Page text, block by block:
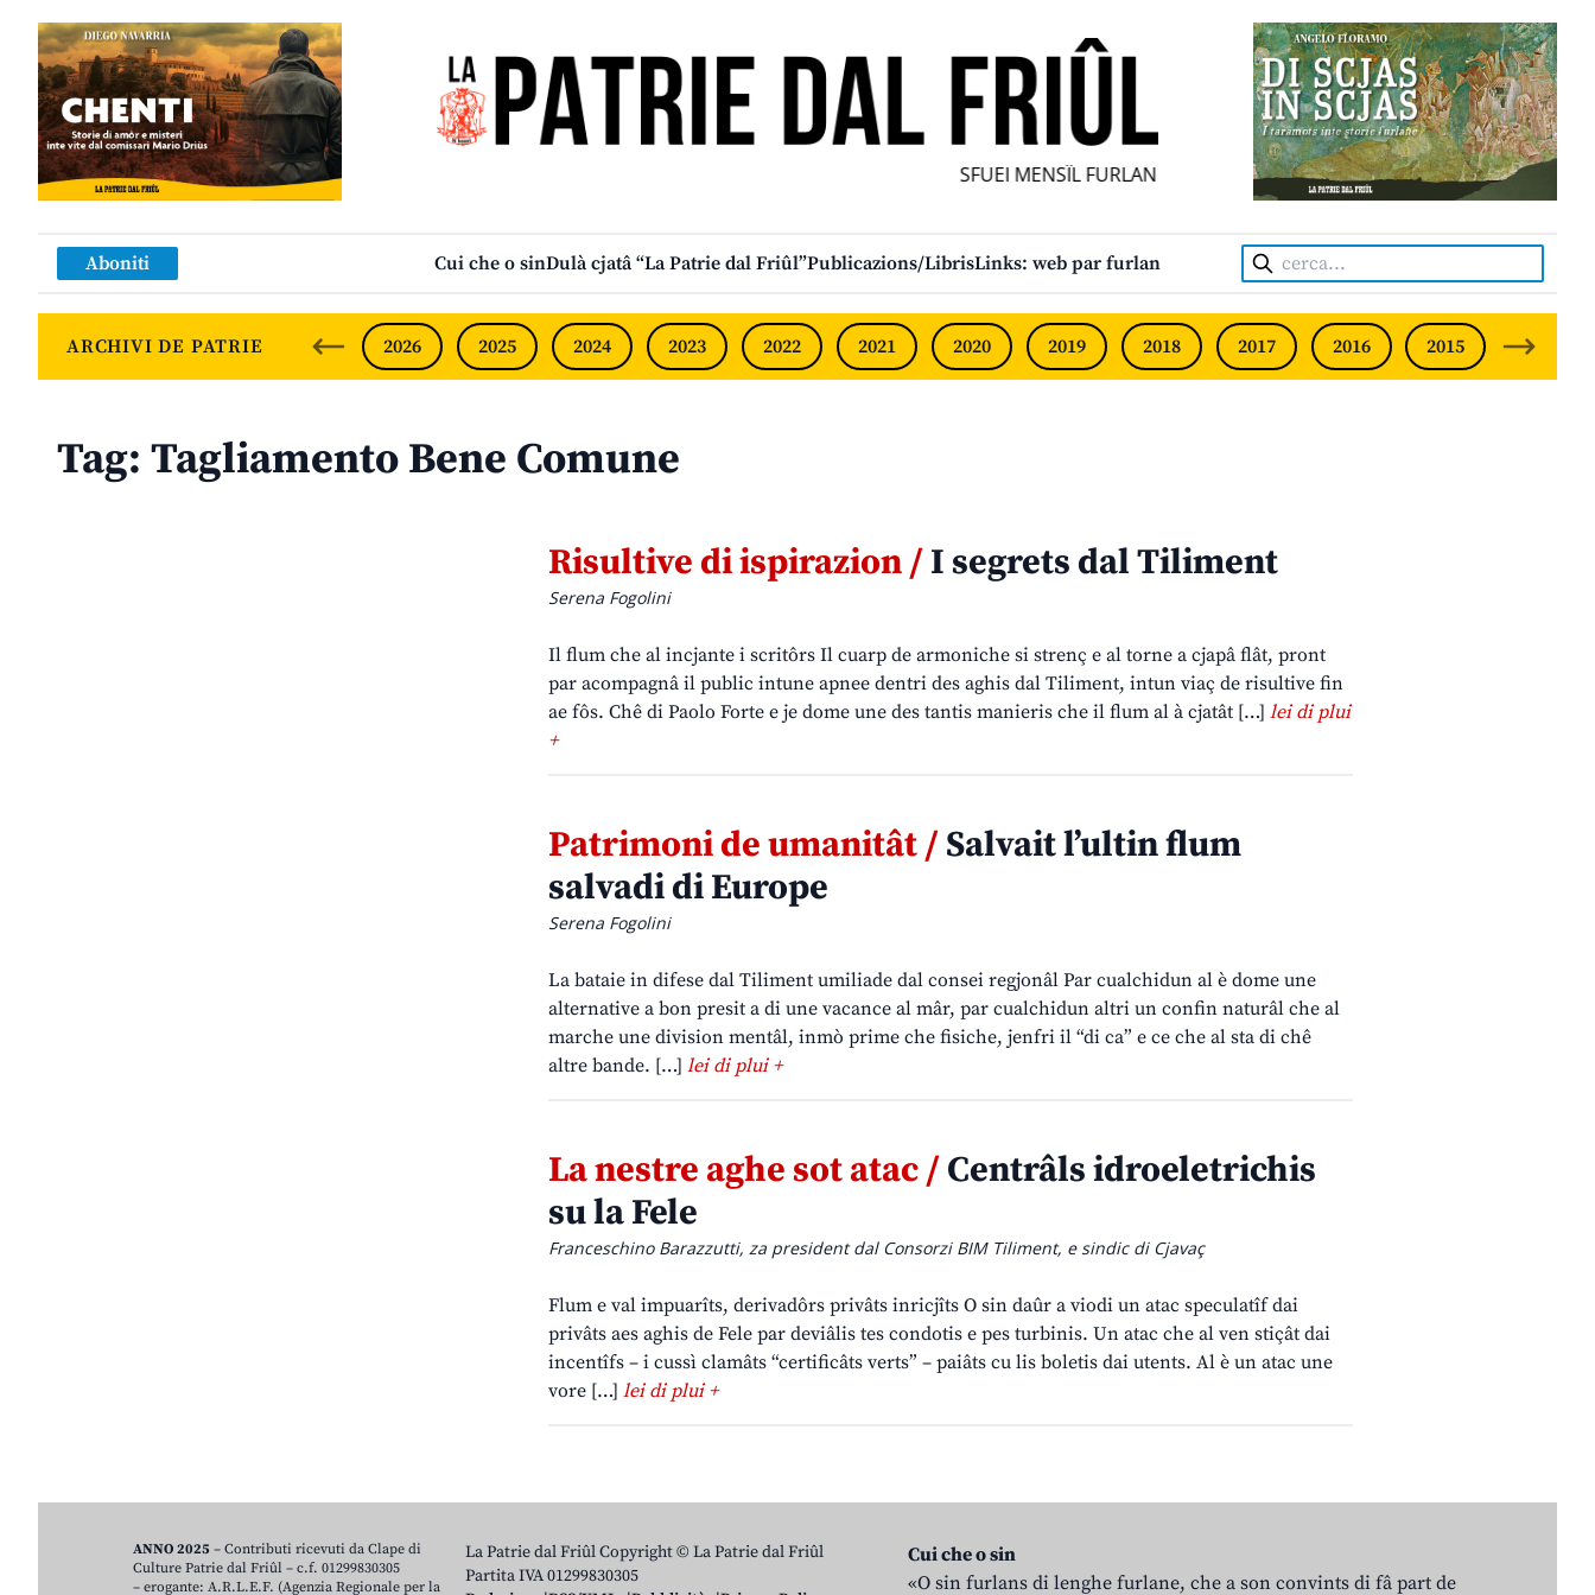
SFUEI MENSÎL FURLAN INDIPENDENT • INDEPENDENT FRIULIAN
Aboniti Cui che o sinDulà cjatâ “La Patrie dal Friûl”Publicazions/LibrisLinks: web par furlan Cerca:
ARCHIVI DE PATRIE 2026 2025 2024 2023 2022 2021 2020 2019 2018 2017 2016 2015 2014
Tag: Tagliamento Bene Comune
Risultive di ispirazion /I segrets dal Tiliment
Serena Fogolini
Il flum che al incjante i scritôrs Il cuarp de armoniche si strenç e al torne a cjapâ flât, pront
par acompagnâ il public intune apnee dentri des aghis dal Tiliment, intun viaç de risultive fin
ae fôs. Chê di Paolo Forte e je dome une des tantis manieris che il flum al à cjatât […] lei di plui
+
Patrimoni de umanitât /Salvait l’ultin flum
salvadi di Europe
Serena Fogolini
La bataie in difese dal Tiliment umiliade dal consei regjonâl Par cualchidun al è dome une
alternative a bon presit a di une vacance al mâr, par cualchidun altri un confin naturâl che al
marche une division mentâl, inmò prime che fisiche, jenfri il “di ca” e ce che al sta di chê
altre bande. […] lei di plui +
La nestre aghe sot atac /Centrâls idroeletrichis
su la Fele
Franceschino Barazzutti, za president dal Consorzi BIM Tiliment, e sindic di Cjavaç
Flum e val impuarîts, derivadôrs privâts inricjîts O sin daûr a viodi un atac speculatîf dai
privâts aes aghis de Fele par deviâlis tes condotis e pes turbinis. Un atac che al ven stiçât dai
incentîfs – i cussì clamâts “certificâts verts” – paiâts cu lis boletis dai utents. Al è un atac une
vore […] lei di plui +
La Patrie dal Friûl Copyright © La Patrie dal Friûl
Partita IVA 01299830305
Cui che o sin
«O sin furlans di lenghe furlane, che a son convints di fâ part de
ANNO 2025 – Contributi ricevuti da Clape di
Culture Patrie dal Friûl – c.f. 01299830305
– erogante: A.R.L.E.F. (Agenzia Regionale per la